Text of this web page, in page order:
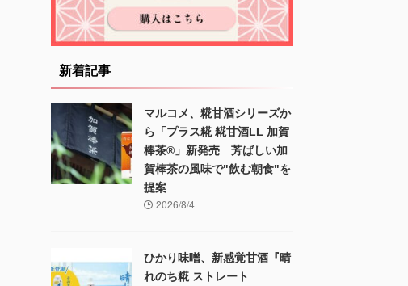
新着記事
マルコメ、糀甘酒シリーズか
ら「プラス糀 糀甘酒LL 加賀
棒茶®」新発売 芳ばしい加
賀棒茶の風味で"飲む朝食"を
提案
2026/8/4
ひかり味噌、新感覚甘酒『晴
れのち糀 ストレート